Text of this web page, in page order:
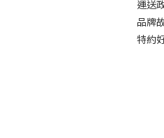
運送
品牌
特約